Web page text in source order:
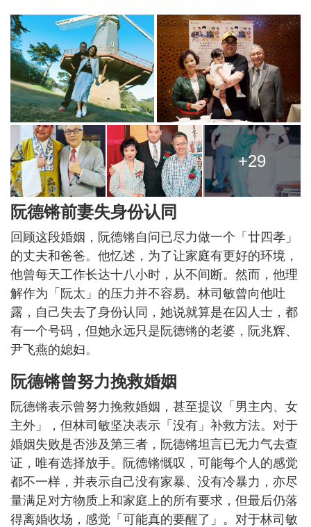
+29
阮德锵前妻失身份认同
回顾这段婚姻，阮德锵自问已尽力做一个「廿四孝」
的丈夫和爸爸。他忆述，为了让家庭有更好的环境，
他曾每天工作长达十八小时，从不间断。然而，他理
解作为「阮太」的压力并不容易。林司敏曾向他吐
露，自己失去了身份认同，她说就算是在囚人士，都
有一个号码，但她永远只是阮德锵的老婆，阮兆辉、
尹飞燕的媳妇。
阮德锵曾努力挽救婚姻
阮德锵表示曾努力挽救婚姻，甚至提议「男主内、女
主外」，但林司敏坚决表示「没有」补救方法。对于
婚姻失败是否涉及第三者，阮德锵坦言已无力气去查
证，唯有选择放手。阮德锵慨叹，可能每个人的感觉
都不一样，并表示自己没有家暴、没有冷暴力，亦尽
量满足对方物质上和家庭上的所有要求，但最后仍落
得离婚收场，感觉「可能真的要醒了」。对于林司敏